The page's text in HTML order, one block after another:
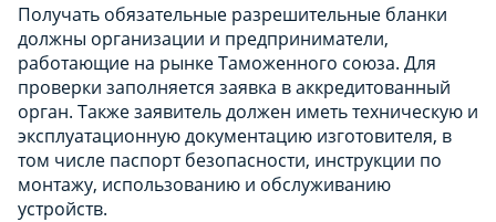
Получать обязательные разрешительные бланки
должны организации и предприниматели,
работающие на рынке Таможенного союза. Для
проверки заполняется заявка в аккредитованный
орган. Также заявитель должен иметь техническую и
эксплуатационную документацию изготовителя, в
том числе паспорт безопасности, инструкции по
монтажу, использованию и обслуживанию
устройств.